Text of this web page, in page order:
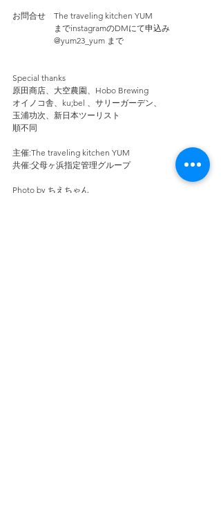
お問合せ　The traveling kitchen YUM
までinstagramのDMにて申込み
@yum23_yum まで
Special thanks
原田商店、大空農園、Hobo Brewing
オイノコ舎、ku;bel 、サリーガーデン、
玉浦功次、新日本ツーリスト
順不同
主催:The traveling kitchen YUM
共催:父母ヶ浜指定管理グループ
Photo by ちえちゃん